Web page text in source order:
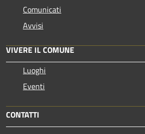
Comunicati
Avvisi
VIVERE IL COMUNE
Luoghi
Eventi
CONTATTI